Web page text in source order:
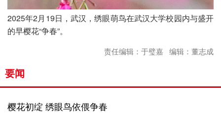
2025年2月19日，武汉，绣眼萌鸟在武汉大学校园内与盛开
的早樱花“争春”。
责任编辑：于璧嘉 编辑：董志成
要闻
樱花初绽 绣眼鸟依偎争春